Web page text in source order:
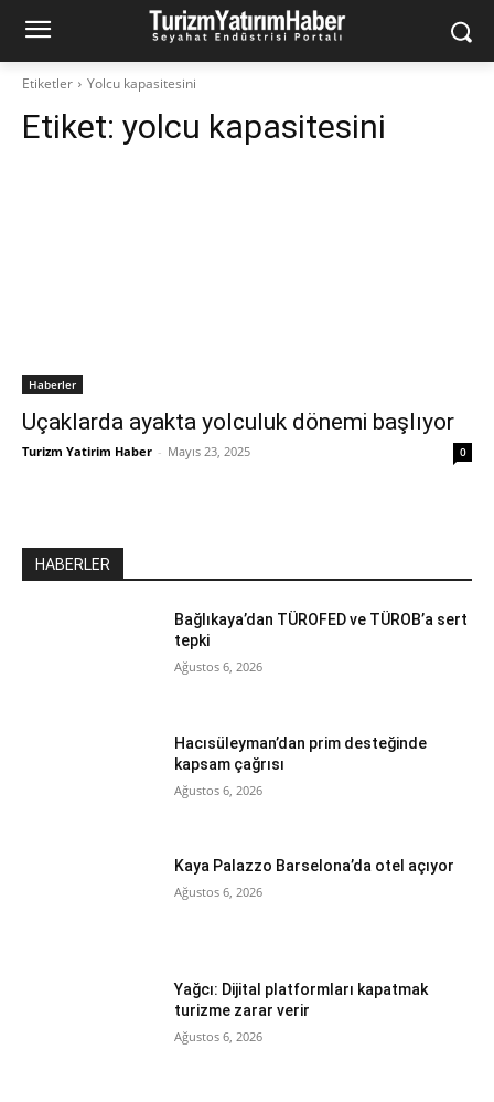
Etiketler Yolcu kapasitesini
Etiket: yolcu kapasitesini
Haberler
Uçaklarda ayakta yolculuk dönemi başlıyor
Turizm Yatirim Haber - Mayıs 23, 2025 0
HABERLER
Bağlıkaya’dan TÜROFED ve TÜROB’a sert
tepki
Ağustos 6, 2026
Hacısüleyman’dan prim desteğinde
kapsam çağrısı
Ağustos 6, 2026
Kaya Palazzo Barselona’da otel açıyor
Ağustos 6, 2026
Yağcı: Dijital platformları kapatmak
turizme zarar verir
Ağustos 6, 2026